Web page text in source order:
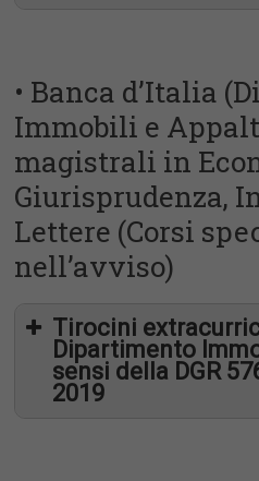
• Banca d’Italia
Immobili e
magistrali in
Giurisprudenza,
Lettere (Corsi
nell’avviso)
Tirocini
Dipartimento
sensi della DGR
2019